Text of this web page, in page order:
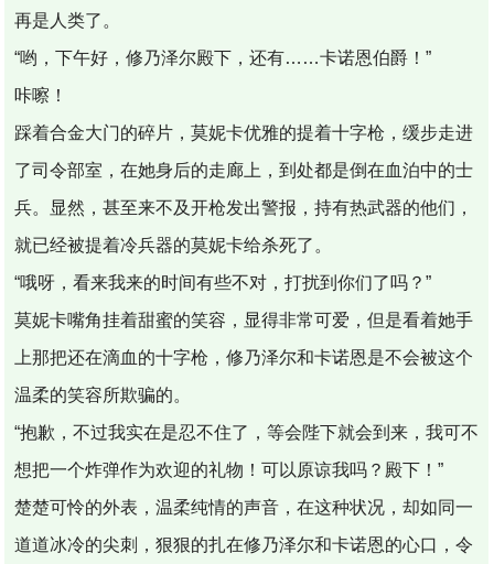
再是人类了。
“哟，下午好，修乃泽尔殿下，还有……卡诺恩伯爵！”
咔嚓！
踩着合金大门的碎片，莫妮卡优雅的提着十字枪，缓步走进
了司令部室，在她身后的走廊上，到处都是倒在血泊中的士
兵。显然，甚至来不及开枪发出警报，持有热武器的他们，
就已经被提着冷兵器的莫妮卡给杀死了。
“哦呀，看来我来的时间有些不对，打扰到你们了吗？”
莫妮卡嘴角挂着甜蜜的笑容，显得非常可爱，但是看着她手
上那把还在滴血的十字枪，修乃泽尔和卡诺恩是不会被这个
温柔的笑容所欺骗的。
“抱歉，不过我实在是忍不住了，等会陛下就会到来，我可不
想把一个炸弹作为欢迎的礼物！可以原谅我吗？殿下！”
楚楚可怜的外表，温柔纯情的声音，在这种状况，却如同一
道道冰冷的尖刺，狠狠的扎在修乃泽尔和卡诺恩的心口，令